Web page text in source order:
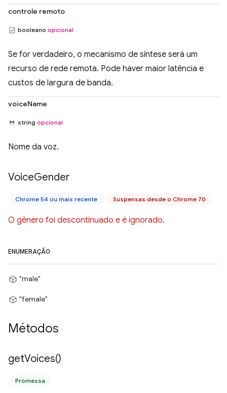
controle remoto
booleano opcional
Se for verdadeiro, o mecanismo de síntese será um
recurso de rede remota. Pode haver maior latência e
custos de largura de banda.
voiceName
string opcional
Nome da voz.
VoiceGender
Chrome 54 ou mais recente Suspensas desde o Chrome 70
O gênero foi descontinuado e é ignorado.
ENUMERAÇÃO
"male"
"female"
Métodos
getVoices()
Promessa